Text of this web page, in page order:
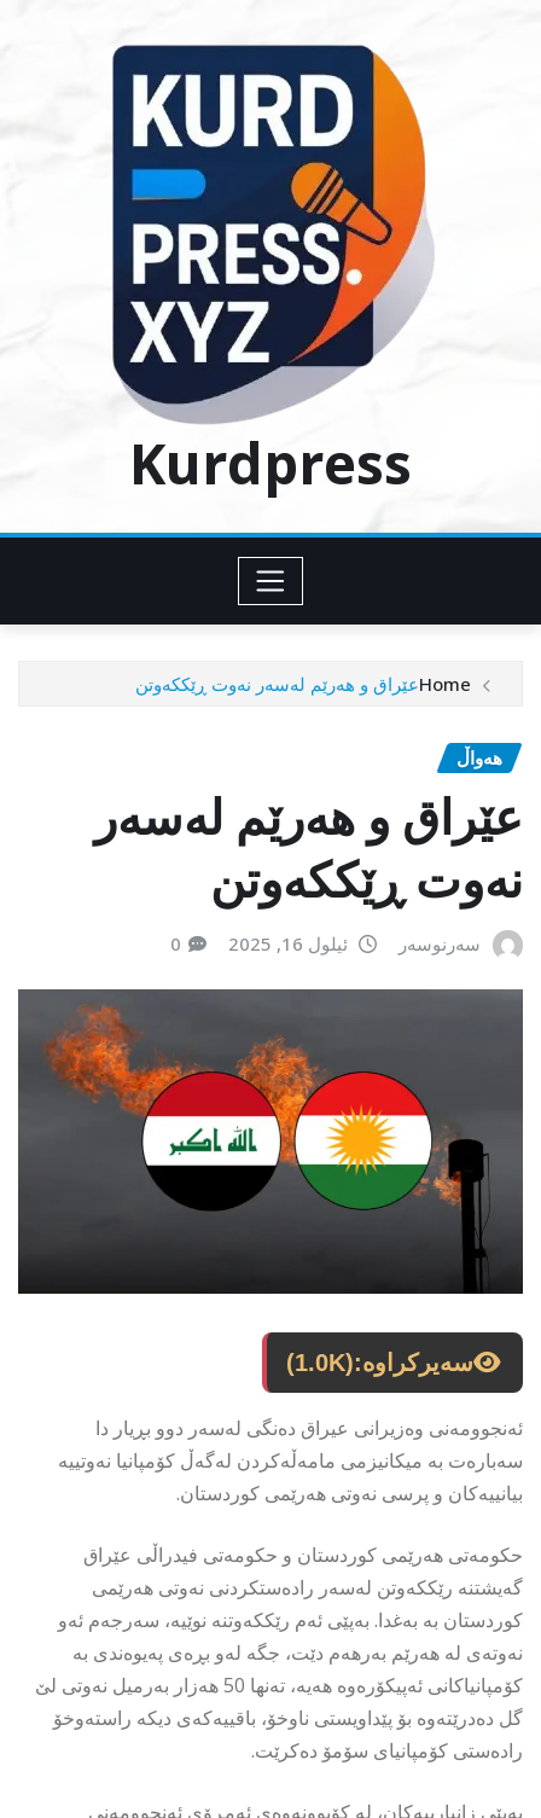
Kurdpress
Homeعێراق و هەرێم لەسەر نەوت ڕێككەوتن
هەواڵ
عێراق و هەرێم لەسەر
نەوت ڕێككەوتن
سەرنوسەر ئیلول 16, 2025 0
سەیرکراوە:(1.0K)
ئەنجوومەنی وەزیرانی عیراق دەنگی لەسەر دوو بڕیار دا
سەبارەت بە میکانیزمی مامەڵەکردن لەگەڵ کۆمپانیا نەوتییە
بیانییەکان و پرسی نەوتی هەرێمی کوردستان.
حکومەتی هەرێمی کوردستان و حکومەتی فیدراڵی عێراق
گەیشتنە رێککەوتن لەسەر رادەستکردنی نەوتی هەرێمی
کوردستان بە بەغدا. بەپێی ئەم رێککەوتنە نوێیە، سەرجەم ئەو
نەوتەی لە هەرێم بەرهەم دێت، جگە لەو بڕەی پەیوەندی بە
کۆمپانیاکانی ئەپیکۆرەوە هەیە، تەنها 50 هەزار بەرمیل نەوتی لێ
گل دەدرێتەوە بۆ پێداویستی ناوخۆ، باقییەکەی دیکە راستەوخۆ
رادەستی کۆمپانیای سۆمۆ دەکرێت.
بەپێی زانیارییەكان، لە كۆبوونەوەی ئەمڕۆی ئەنجوومەنی